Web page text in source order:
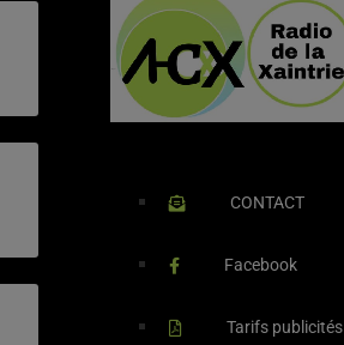
CONTACT
Facebook
Tarifs publicités